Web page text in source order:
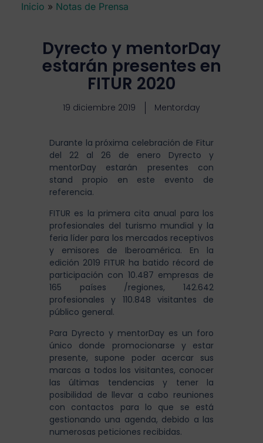
Inicio » Notas de Prensa
Dyrecto y mentorDay
estarán presentes en
FITUR 2020
19 diciembre 2019 Mentorday
Durante la próxima celebración de Fitur
del 22 al 26 de enero Dyrecto y
mentorDay estarán presentes con
stand propio en este evento de
referencia.
FITUR es la primera cita anual para los
profesionales del turismo mundial y la
feria líder para los mercados receptivos
y emisores de Iberoamérica. En la
edición 2019 FITUR ha batido récord de
participación con 10.487 empresas de
165 países /regiones, 142.642
profesionales y 110.848 visitantes de
público general.
Para Dyrecto y mentorDay es un foro
único donde promocionarse y estar
presente, supone poder acercar sus
marcas a todos los visitantes, conocer
las últimas tendencias y tener la
posibilidad de llevar a cabo reuniones
con contactos para lo que se está
gestionando una agenda, debido a las
numerosas peticiones recibidas.